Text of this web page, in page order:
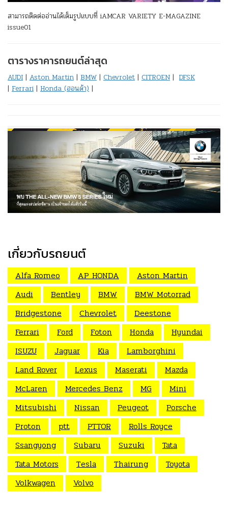
สามารถติดต่ออ่านได้เต็มรูปแบบที่ iAMCAR VARIETY E-MAGAZINE
issue01
ตารางราคารถยนต์ล่าสุด
AUDI | Aston Martin | BMW | Chevrolet | CITROEN | DFSK
| Ferrari | Honda (ฮอนด้า) |
เกี่ยวกับรถยนต์
Alfa Romeo AP HONDA
Aston Martin
Audi
Bentley BMW
BMW Motorrad
Bridgestone
Chevrolet
Deestone
Ferrari
Ford Foton Honda
Hyundai
ISUZU
Jaguar Kia
Lamborghini
Land Rover
Lexus Maserati
Mazda
McLaren
Mercedes Benz MG
Mini
Mitsubishi
Nissan Peugeot
Porsche
Proton
ptt PTTOR
Rolls Royce
Ssangyong
Subaru Suzuki
Tata
Tata Motors
Tesla Thairung
Toyota
Volkwagen
Volvo